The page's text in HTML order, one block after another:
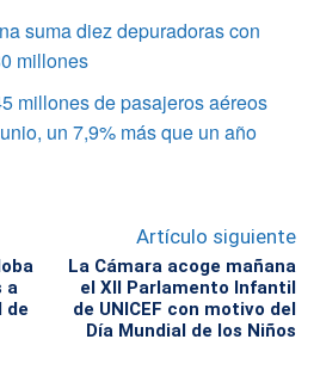
suma diez depuradoras con
millones
millones de pasajeros aéreos
un 7,9% más que un año
a
de
Artículo siguiente
La Cámara acoge mañana
el XII Parlamento Infantil
de UNICEF con motivo del
Día Mundial de los Niños